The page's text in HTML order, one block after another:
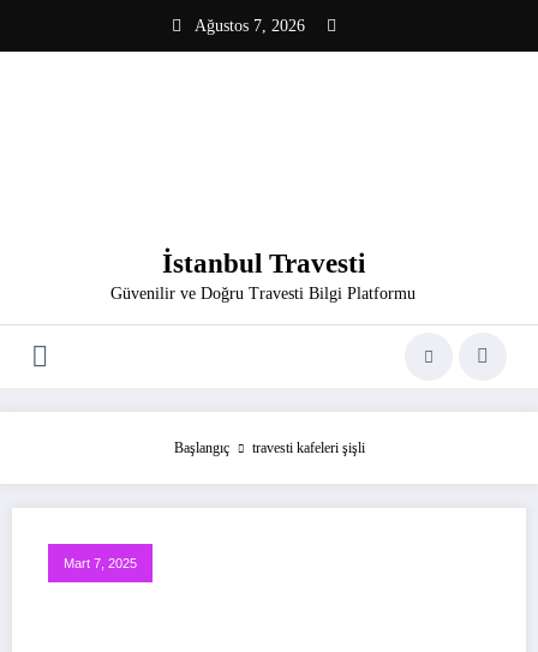
Ağustos 7, 2026
İstanbul Travesti
Güvenilir ve Doğru Travesti Bilgi Platformu
Başlangıç travesti kafeleri şişli
Mart 7, 2025